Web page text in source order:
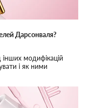
Дарсонваля?
інших модифікацій
і як ними